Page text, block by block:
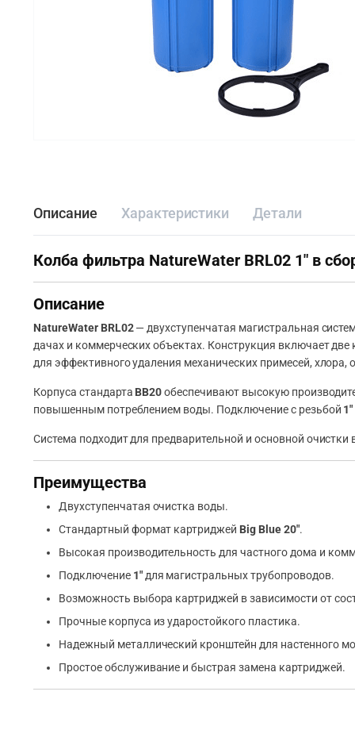
Описание Характеристики Детали
Колба фильтра NatureWater BRL02 1″ в
Описание
NatureWater BRL02— двухступенчатая магистральная
дачах и коммерческих объектах. Конструкция включает
для эффективного удаления механических примесей,
Корпуса стандарта BB20обеспечивают высокую
повышенным потреблением воды. Подключение с резьбой 1″
Система подходит для предварительной и основной
Преимущества
Двухступенчатая очистка воды.
Стандартный формат картриджей Big Blue 20″.
Высокая производительность для частного дома и
Подключение 1″для магистральных трубопроводов.
Возможность выбора картриджей в зависимости от
Прочные корпуса из ударостойкого пластика.
Надежный металлический кронштейн для настенного
Простое обслуживание и быстрая замена картриджей.